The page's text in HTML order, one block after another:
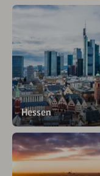
Hessen